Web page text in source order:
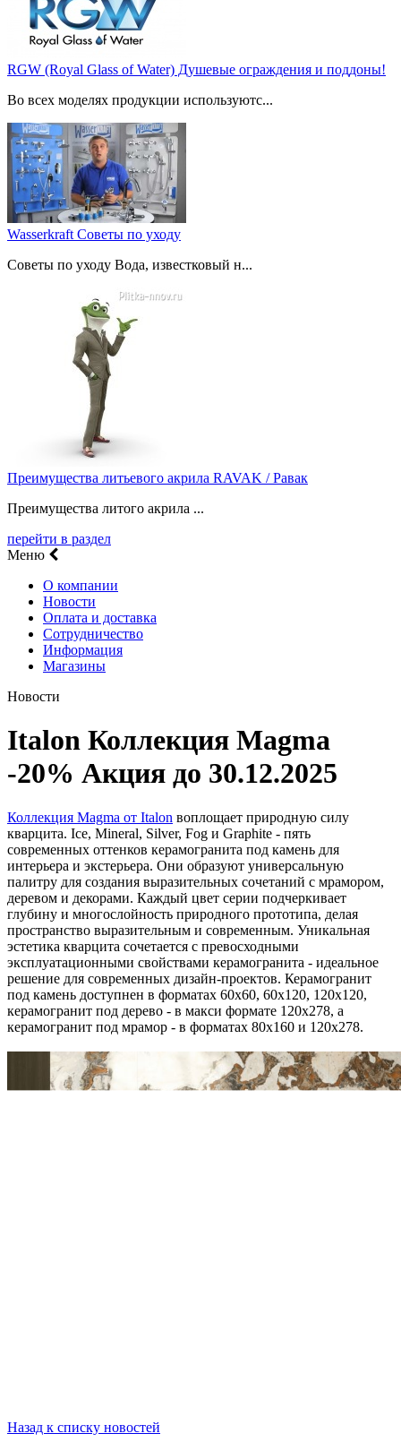
RGW (Royal Glass of Water) Душевые ограждения и поддоны!
Во всех моделях продукции используютс...
Wasserkraft Советы по уходу
Советы по уходу Вода, известковый н...
Преимущества литьевого акрила RAVAK / Равак
Преимущества литого акрила ...
перейти в раздел
Меню
О компании
Новости
Оплата и доставка
Сотрудничество
Информация
Магазины
Новости
Italon Коллекция Magma
-20% Акция до 30.12.2025
Коллекция Magma от Italon воплощает природную силу
кварцита. Ice, Mineral, Silver, Fog и Graphite - пять
современных оттенков керамогранита под камень для
интерьера и экстерьера. Они образуют универсальную
палитру для создания выразительных сочетаний с мрамором,
деревом и декорами. Каждый цвет серии подчеркивает
глубину и многослойность природного прототипа, делая
пространство выразительным и современным. Уникальная
эстетика кварцита сочетается с превосходными
эксплуатационными свойствами керамогранита - идеальное
решение для современных дизайн-проектов. Керамогранит
под камень доступнен в форматах 60х60, 60х120, 120х120,
керамогранит под дерево - в макси формате 120х278, а
керамогранит под мрамор - в форматах 80х160 и 120х278.
Назад к списку новостей